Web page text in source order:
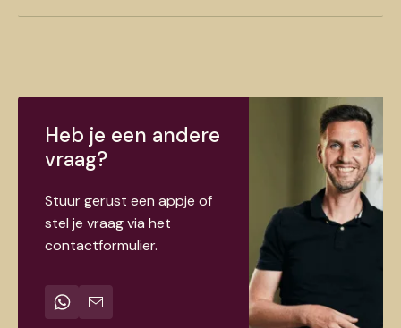
Heb je een andere
vraag?
Stuur gerust een appje of
stel je vraag via het
contactformulier.